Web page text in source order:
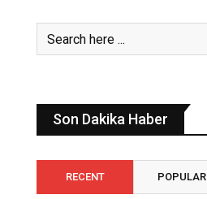
Son Dakika Haber
RECENT POPULAR